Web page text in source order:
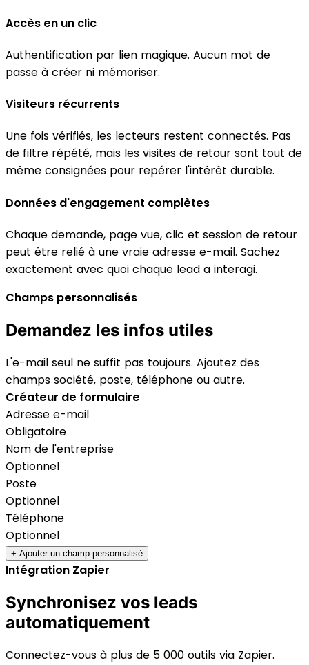
Accès en un clic
Authentification par lien magique. Aucun mot de
passe à créer ni mémoriser.
Visiteurs récurrents
Une fois vérifiés, les lecteurs restent connectés. Pas
de filtre répété, mais les visites de retour sont tout de
même consignées pour repérer l'intérêt durable.
Données d'engagement complètes
Chaque demande, page vue, clic et session de retour
peut être relié à une vraie adresse e-mail. Sachez
exactement avec quoi chaque lead a interagi.
Champs personnalisés
Demandez les infos utiles
L'e-mail seul ne suffit pas toujours. Ajoutez des
champs société, poste, téléphone ou autre.
Créateur de formulaire
Adresse e-mail
Obligatoire
Nom de l'entreprise
Optionnel
Poste
Optionnel
Téléphone
Optionnel
+ Ajouter un champ personnalisé
Intégration Zapier
Synchronisez vos leads
automatiquement
Connectez-vous à plus de 5 000 outils via Zapier.